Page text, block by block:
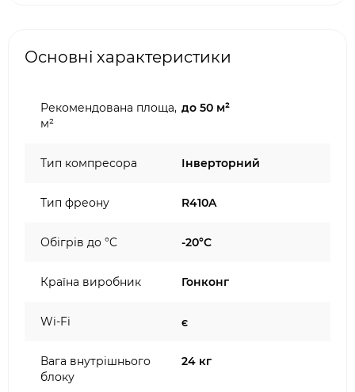
Основні характеристики
Рекомендована площа,
м²
до 50 м²
Тип компресора Інверторний
Тип фреону R410A
Обігрів до °C -20°C
Країна виробник Гонконг
Wi-Fi є
Вага внутрішнього
блоку
24 кг